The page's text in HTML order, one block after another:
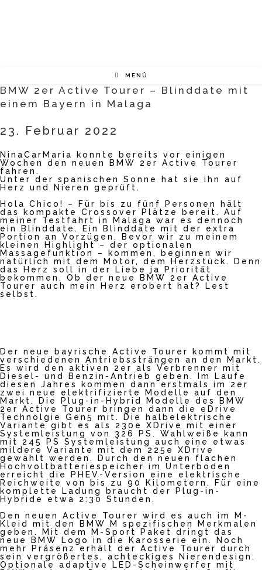
MENÜ
BMW 2er Active Tourer – Blinddate mit
einem Bayern in Malaga
23. Februar 2022
NinaCarMaria konnte bereits vor einigen
Wochen den neuen BMW 2er Active Tourer
fahren.
Unter der spanischen Sonne hat sie ihn auf
Herz und Nieren geprüft.
Hola Chico! – Für bis zu fünf Personen hält
das kompakte Crossover Plätze bereit. Auf
meiner Testfahrt in Malaga war es dennoch
ein Blinddate. Ein Blinddate mit der extra
Portion an Vorzügen. Bevor wir zu meinem
kleinen Highlight – der optionalen
Massagefunktion – kommen, beginnen wir
natürlich mit dem Motor, dem Herzstück. Denn
das Herz soll in der Liebe ja Priorität
bekommen. Ob der neue BMW 2er Active
Tourer auch mein Herz erobert hat? Lest
selbst.
Der neue bayrische Active Tourer kommt mit
verschiedenen Antriebssträngen an den Markt.
Es wird den aktiven 2er als Verbrenner mit
Diesel- und Benzin-Antrieb geben. Im Laufe
diesen Jahres kommen dann erstmals im 2er
zwei neue elektrifizierte Modelle auf den
Markt. Die Plug-in-Hybrid Modelle des BMW
2er Active Tourer bringen dann die eDrive
Technolgie Gen5 mit. Die halbelektrische
Variante gibt es als 230e XDrive mit einer
Systemleistung von 326 PS. Wahlweiße kann
mit 245 PS Systemleistung auch eine etwas
mildere Variante mit dem 225e XDrive
gewählt werden. Durch den neuen flachen
Hochvoltbatteriespeicher im Unterboden
erreicht die PHEV-Version eine elektrische
Reichweite von bis zu 90 Kilometern. Für eine
komplette Ladung braucht der Plug-in-
Hybride etwa 2:30
Stunden.
Den neuen Active Tourer wird es auch im M-
Kleid mit den BMW M spezifischen Merkmalen
geben. Mit dem M-Sport Paket dringt das
neue BMW Logo in die Karosserie ein. Noch
mehr Präsenz erhält der Active Tourer durch
sein vergrößertes, achteckiges Nierendesign.
Optionale adaptive LED-Scheinwerfer mit